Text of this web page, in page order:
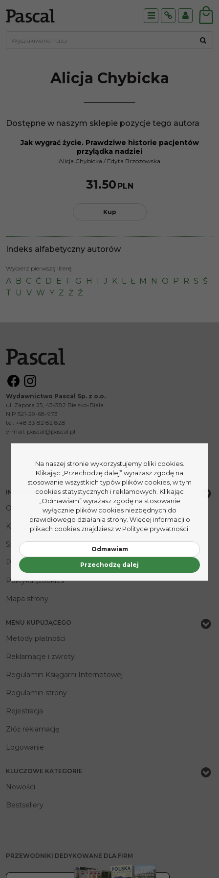
MenuInfoPanel
Alicja Chybicka
Dostępne w naszym sklepie pozycje tego autora
Jak wygrać życie. Prawdziwe historie pacjentów
przylądka nadziei
Alicja Chybicka / Edyta Brzozowska
31.50 PLN
Kup
Indeks alfabetyczny autorów
Wybierz pierwszą literę:
A B C Ć D E F G H I J K L Ł M N O P R S Ś
T
U V W Y Z Ż Ź
Wydawnictwo Pascal Sp. z o.o.
ul. Zapora 25, 43-382 Bielsko-Biała
NIP 521-29-68-973
tel. +48 33 82 82 828
e-mail: pascal@pascal.pl
INFORMACJE
O nas
Kontakt
Sygnaliści
Polityka prywatności
Polityka „cookies”
Mapa strony
MENU KUPUJĄCEGO
Metody płatności
Reklamacje i zwroty
Regulamin Księgarni Internetowej
Regulamin strony
Rejestracja
Złóż reklamację
Logowanie
KLUCZOWE KATEGORIE
Nowości
Bestsellery
PRZEWODNIKI DEDYKOWANE DLA FIRM
Na naszej stronie wykorzystujemy pliki cookies.
Klikając „Przechodzę dalej” wyrażasz zgodę na
stosowanie wszystkich typów plików cookies, w tym
cookies statystycznych i reklamowych. Klikając
„Odmawiam” wyrażasz zgodę na stosowanie
wyłącznie plików cookies niezbędnych do
prawidłowego działania strony. Więcej informacji o
plikach cookies znajdziesz w Polityce prywatności.
Odmawiam
Przechodzę dalej